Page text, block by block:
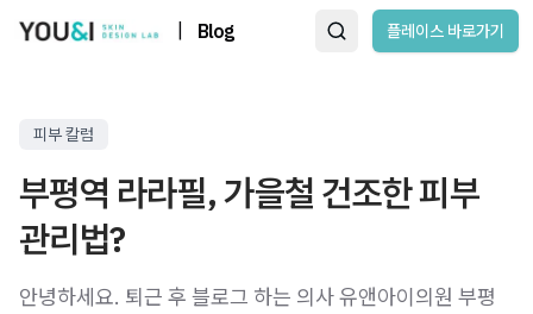
Blog 플레이스 바로가기
피부 칼럼
부평역 라라필, 가을철 건조한 피부
관리법?
안녕하세요. 퇴근 후 블로그 하는 의사 유앤아이의원 부평